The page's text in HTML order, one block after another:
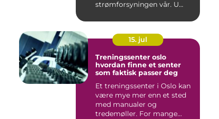
strømforsyningen vår. U...
15. jul
Treningssenter oslo
hvordan finne et senter
som faktisk passer deg
Et treningssenter i Oslo kan
være mye mer enn et sted
med manualer og
tredemøller. For mange